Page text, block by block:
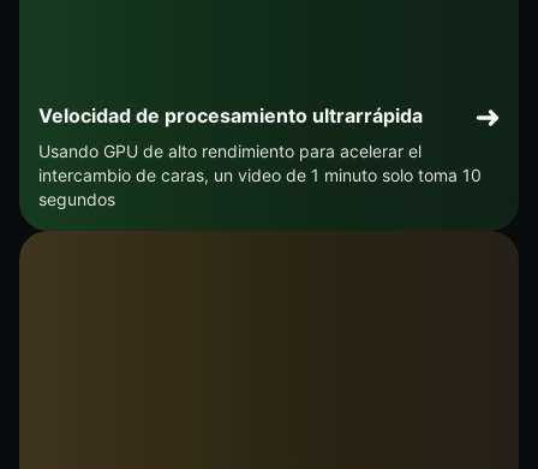
Velocidad de procesamiento ultrarrápida
Usando GPU de alto rendimiento para acelerar el
intercambio de caras, un video de 1 minuto solo toma 10
segundos